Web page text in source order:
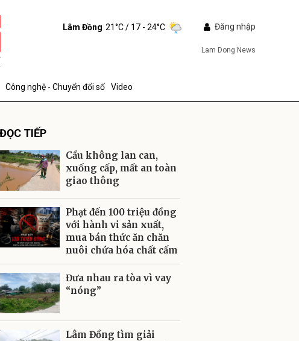
Lâm Đồng 21°C/ 17 - 24°C Đăng nhập
Lam Dong News
Công nghệ - Chuyển đổi số Video
ĐỌC TIẾP
Cầu không lan can,
xuống cấp, mất an toàn
giao thông
Phạt đến 100 triệu đồng
với hành vi sản xuất,
mua bán thức ăn chăn
nuôi chứa hóa chất cấm
Đưa nhau ra tòa vì vay
“nóng”
Lâm Đồng tìm giải
Gửi